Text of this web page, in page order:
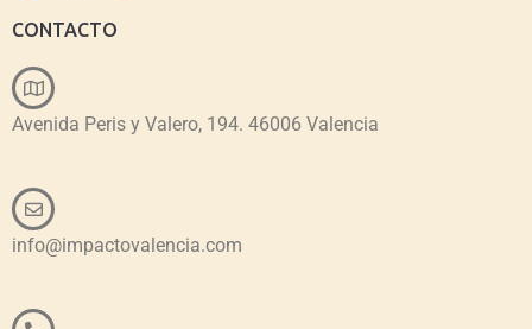
CONTACTO
Avenida Peris y Valero, 194. 46006 Valencia
info@impactovalencia.com